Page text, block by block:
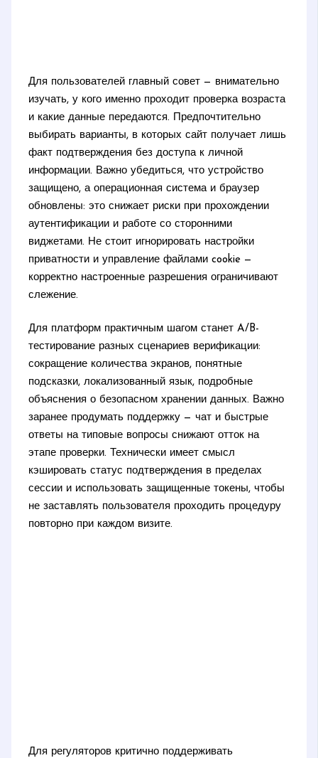
Для пользователей главный совет — внимательно
изучать, у кого именно проходит проверка возраста
и какие данные передаются. Предпочтительно
выбирать варианты, в которых сайт получает лишь
факт подтверждения без доступа к личной
информации. Важно убедиться, что устройство
защищено, а операционная система и браузер
обновлены: это снижает риски при прохождении
аутентификации и работе со сторонними
виджетами. Не стоит игнорировать настройки
приватности и управление файлами cookie —
корректно настроенные разрешения ограничивают
слежение.
Для платформ практичным шагом станет A/B-
тестирование разных сценариев верификации:
сокращение количества экранов, понятные
подсказки, локализованный язык, подробные
объяснения о безопасном хранении данных. Важно
заранее продумать поддержку — чат и быстрые
ответы на типовые вопросы снижают отток на
этапе проверки. Технически имеет смысл
кэшировать статус подтверждения в пределах
сессии и использовать защищенные токены, чтобы
не заставлять пользователя проходить процедуру
повторно при каждом визите.
Для регуляторов критично поддерживать